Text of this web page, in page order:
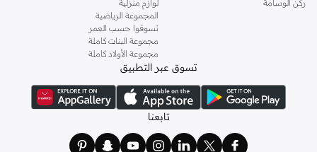
ركن الوسامة
لوازم منزلية
المجموعة الرياضية
تسوقوا حسب العمر
مجموعة البنات كاملة
مجموعة الأولاد كاملة
تسوق عبر التطبيق
تابعنا